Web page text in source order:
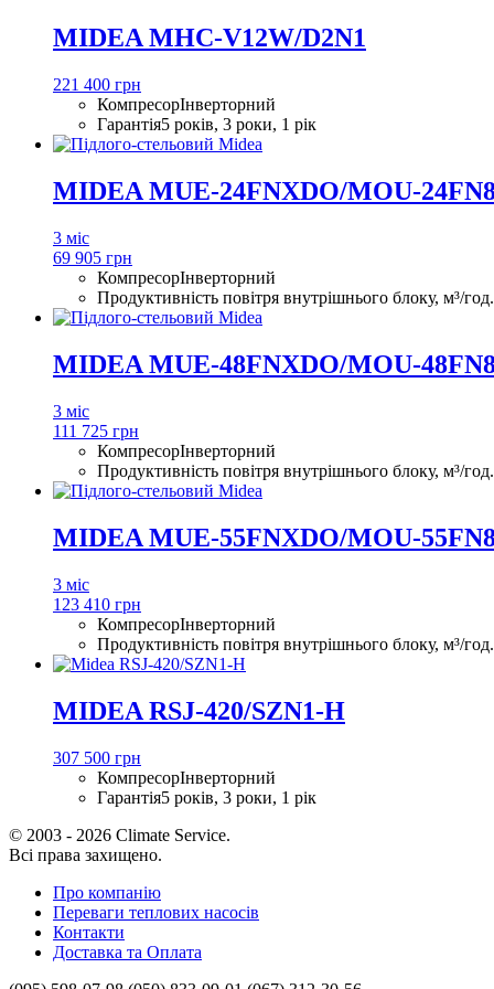
MIDEA MHC-V12W/D2N1
221 400 грн
КомпресорІнверторний
Гарантія5 років, 3 роки, 1 рік
MIDEA MUE-24FNXDO/MOU-
3 міс
69 905 грн
КомпресорІнверторний
Продуктивність повітря внутрішнього блоку, м³/год.
MIDEA MUE-48FNXDO/MOU-
3 міс
111 725 грн
КомпресорІнверторний
Продуктивність повітря внутрішнього блоку, м³/год.
MIDEA MUE-55FNXDO/MOU-
3 міс
123 410 грн
КомпресорІнверторний
Продуктивність повітря внутрішнього блоку, м³/год.
MIDEA RSJ-420/SZN1-H
307 500 грн
КомпресорІнверторний
Гарантія5 років, 3 роки, 1 рік
© 2003 - 2026 Climate Service.
Всі права захищено.
Про компанію
Переваги теплових насосів
Контакти
Доставка та Оплата